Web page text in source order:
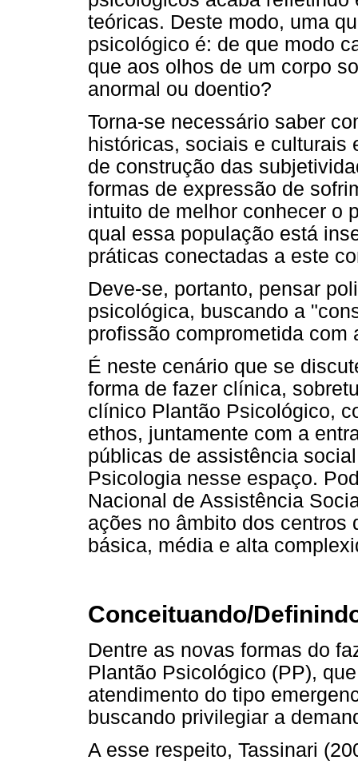
teóricas. Deste modo, uma
psicológico é: de que modo
que aos olhos de um corpo
anormal ou doentio?
Torna-se necessário saber
históricas, sociais e culturais
de construção das
formas de expressão de
intuito de melhor conhecer o
qual essa população está
práticas conectadas a este
Deve-se, portanto, pensar
psicológica, buscando a
profissão comprometida com
É neste cenário que se
forma de fazer clínica,
clínico Plantão Psicológico,
ethos, juntamente com a
públicas de assistência
Psicologia nesse espaço.
Nacional de Assistência
ações no âmbito dos centros
básica, média e alta
Conceituando/
Dentre as novas formas do
Plantão Psicológico (PP),
atendimento do tipo
buscando privilegiar a
A esse respeito, Tassinari